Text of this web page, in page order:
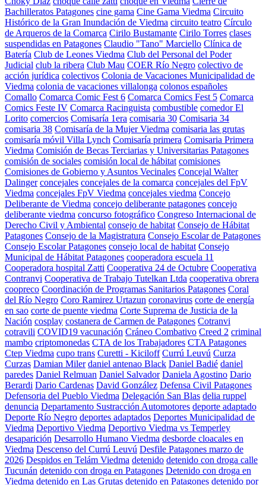
Bachilleratos Patagones cine gama Cine Gama Viedma Circuito
Histórico de la Gran Inundación de Viedma circuito teatro Círculo
de Arqueros de la Comarca Cirilo Bustamante Cirilo Torres clases
suspendidas en Patagones Claudio "Tano" Marciello Clínica de
Batería Club de Leones Viedma Club del Personal del Poder
Judicial club la ribera Club Mau COER Río Negro colectivo de
acción jurídica colectivos Colonia de Vacaciones Municipalidad de
Viedma colonia de vacaciones villalonga colonos españoles
Comallo Comarca Comic Fest 6 Comarca Comics Fest 5 Comarca
Comics Feste IV Comarca Racinguista combustible comedor El
Lorito comercios Comisaría 1era comisaria 30 Comisaria 34
comisaria 38 Comisaría de la Mujer Viedma comisaria las grutas
comisaría móvil Villa Lynch Comisaría primera Comisaria Primera
Viedma Comisión de Becas Terciarias y Universitarias Patagones
comisión de sociales comisión local de hábitat comisiones
Comisiones de Gobierno y Asuntos Vecinales Concejal Walter
Dalinger concejales concejales de la comarca concejales del FpV
Viedma concejales FpV Viedma concejales viedma Concejo
Deliberante de Viedma concejo deliberante patagones concejo
deliberante viedma concurso fotográfico Congreso Internacional de
Derecho Civil y Ambiental consejo de habitat Consejo de Hábitat
Patagones Consejo de la Magistratura Consejo Escolar de Patagones
Consejo Escolar Patagones consejo local de habitat Consejo
Municipal de Hábitat Patagones cooperadora escuela 11
Cooperadora hospital Zatti Cooperativa 24 de Octubre Cooperativa
Contranvi Cooperativa de Trabajo Tutelkan Ltda cooperativa obrera
coopreco Coordinación de Programas Sanitarios Patagones Coral
del Río Negro Coro Ramirez Urtazun coronavirus corte de energía
en sao corte de puente viedma Corte Suprema de Justicia de la
Nación cosplay costanera de Carmen de Patagones Cotranvi
cotravili COVID19 vacunación Cráneo Combativo Creed 2 criminal
mambo criptomonedas CTA de los Trabajadores CTA Patagones
Ctep Viedma cupo trans Curetti - Kiciloff Currú Leuvú Curza
Curzas Damian Miler daniel antenao Black Daniel Badié daniel
paredes Daniel Relmuan Daniel Salvador Daniela Agostino Dario
Berardi Dario Cardenas David González Defensa Civil Patagones
Defensoria del Pueblo Viedma Delegación San Blas delia ruppel
denuncia Departamento Sustracción Automotores deporte adaptado
Deporte Río Negro deportes adaptados Deportes Municipalidad de
Viedma Deportivo Viedma Deportivo Viedma vs Temperley
desaparición Desarrollo Humano Viedma desborde cloacales en
Viedma Descenso del Currú Leuvú Desfile Patagones marzo de
2026 Despidos en Telám Viedma detenido detenido con droga calle
Tucunán detenido con droga en Patagones Detenido con droga en
Viedma detenido en Las Grutas detenido en Patagones detenido por